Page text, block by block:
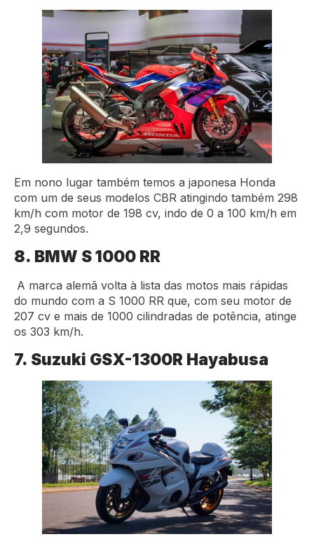
Em nono lugar também temos a japonesa Honda
com um de seus modelos CBR atingindo também 298
km/h com motor de 198 cv, indo de 0 a 100 km/h em
2,9 segundos.
8. BMW S 1000 RR
A marca alemã volta à lista das motos mais rápidas
do mundo com a S 1000 RR que, com seu motor de
207 cv e mais de 1000 cilindradas de potência, atinge
os 303 km/h.
7. Suzuki GSX-1300R Hayabusa